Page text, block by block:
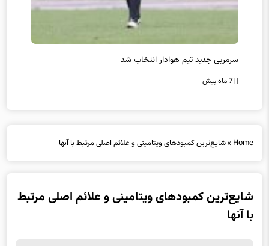
سرمربی جدید تیم هوادار انتخاب شد
7 ماه پیش
با آنها